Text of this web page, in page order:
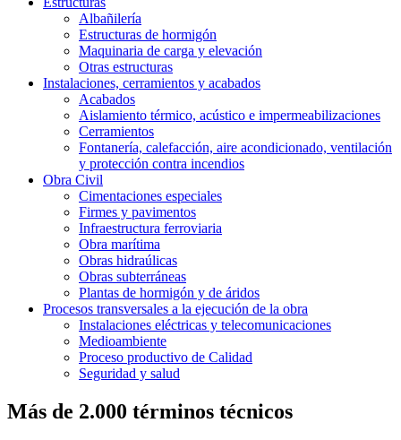
Albañilería
Estructuras de hormigón
Maquinaria de carga y elevación
Otras estructuras
Instalaciones, cerramientos y acabados
Acabados
Aislamiento térmico, acústico e impermeabilizaciones
Cerramientos
Fontanería, calefacción, aire acondicionado, ventilación
y protección contra incendios
Obra Civil
Cimentaciones especiales
Firmes y pavimentos
Infraestructura ferroviaria
Obra marítima
Obras hidraúlicas
Obras subterráneas
Plantas de hormigón y de áridos
Procesos transversales a la ejecución de la obra
Instalaciones eléctricas y telecomunicaciones
Medioambiente
Proceso productivo de Calidad
Seguridad y salud
Más de 2.000 términos técnicos